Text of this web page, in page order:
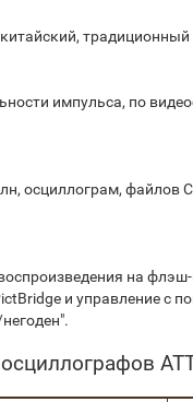
традиционный
импульса, по
осциллограм, файлов
на
и управление с